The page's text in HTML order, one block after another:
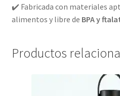
✔️ Fabricada con materiales
alimentos y libre de BPA y
Productos